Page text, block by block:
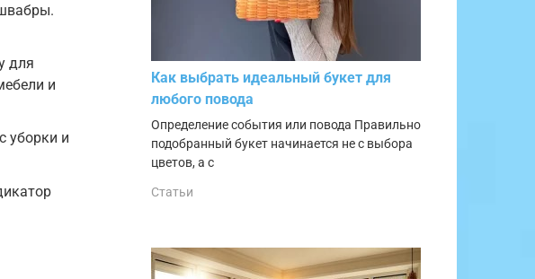
для
и
уборки и
Как выбрать идеальный букет для
любого повода
Определение события или повода Правильно
подобранный букет начинается не с выбора
цветов, а с
Статьи